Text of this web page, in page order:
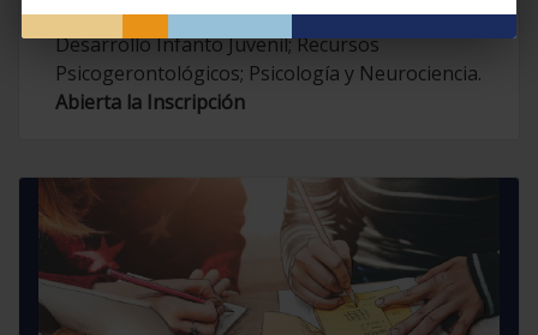
Contemporáneas; Problemáticas en el
Desarrollo Infanto Juvenil; Recursos
Psicogerontológicos; Psicología y Neurociencia.
Abierta la Inscripción